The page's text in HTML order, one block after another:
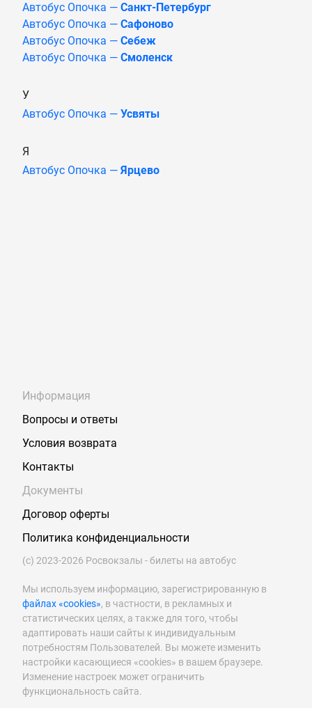
Автобус Опочка — Санкт-Петербург
Автобус Опочка — Сафоново
Автобус Опочка — Себеж
Автобус Опочка — Смоленск
У
Автобус Опочка — Усвяты
Я
Автобус Опочка — Ярцево
Информация
Вопросы и ответы
Условия возврата
Контакты
Документы
Договор оферты
Политика конфиденциальности
(с) 2023-2026 Росвокзалы - билеты на автобус
Мы используем информацию, зарегистрированную в
файлах «cookies», в частности, в рекламных и
статистических целях, а также для того, чтобы
адаптировать наши сайты к индивидуальным
потребностям Пользователей. Вы можете изменить
настройки касающиеся «cookies» в вашем браузере.
Изменение настроек может ограничить
функциональность сайта.